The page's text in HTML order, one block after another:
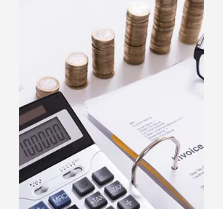
1 min de leitura
EMISSOR DO SEBRAE CAIU!!! O que
fazer?
Solução rápida para emissão de notas fiscais enquanto
o Sebrae está fora do ar. A Easygestor oferece planos
com descontos, incluindo um gratuito por 1 ano.